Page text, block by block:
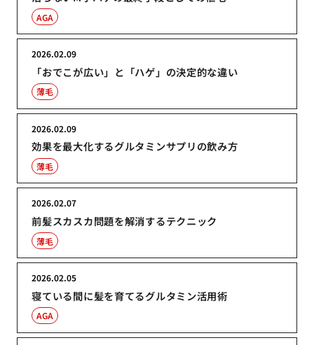
AGA
「おでこが広い」と「ハゲ」の決定的な違い
2026.02.09
薄毛
効果を最大化するグルタミンサプリの飲み方
2026.02.09
薄毛
前髪スカスカ問題を解消するテクニック
2026.02.07
薄毛
寝ている間に髪を育てるグルタミン活用術
2026.02.05
AGA